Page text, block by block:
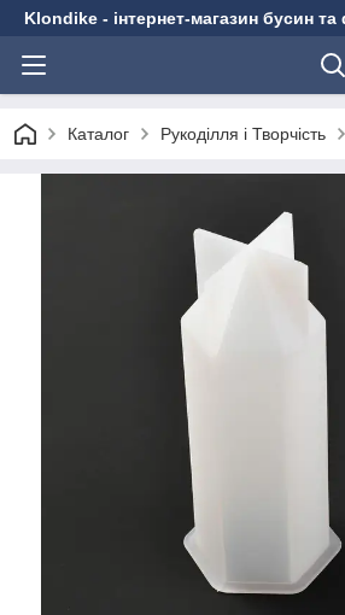
Klondike - інтернет-магазин бусин
Каталог Рукоділля і Творчість